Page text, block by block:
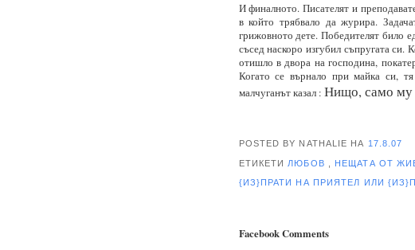
И финалното. Писателят и
в който трябвало да журира.
грижовното дете. Победителят било
съсед наскоро изгубил съпругата си.
отишло в двора на господина,
Когато се върнало при майка си,
малчуганът казал : Нищо, само му
POSTED BY NATHALIE НА 17.8.07
ЕТИКЕТИ ЛЮБОВ НЕЩАТА ОТ
{ИЗ}ПРАТИ НА ПРИЯТЕЛ ИЛИ
Facebook Comments